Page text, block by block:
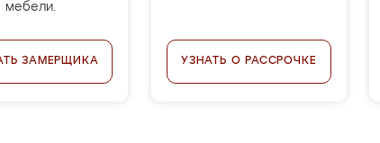
мебели.
ЗАМЕРЩИКА УЗНАТЬ О РАССРОЧКЕ